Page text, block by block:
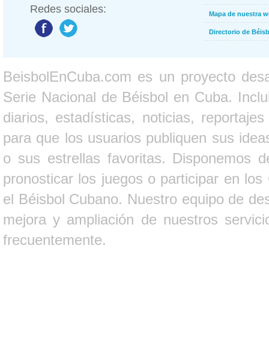
Redes sociales: Mapa de nuestra
Directorio de
BeisbolEnCuba.com es un proyecto
Serie Nacional de Béisbol en Cuba.
diarios, estadísticas, noticias,
para que los usuarios publiquen sus
o sus estrellas favoritas. Disponemos
pronosticar los juegos o participar en
el Béisbol Cubano. Nuestro equipo de
mejora y ampliación de nuestros
frecuentemente.